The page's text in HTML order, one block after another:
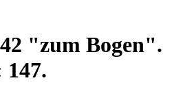
"zum Bogen".